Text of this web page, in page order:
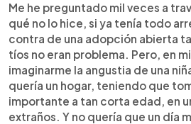
Me he preguntado mil veces a
qué no lo hice, si ya tenía todo
contra de una adopción abierta
tíos no eran problema. Pero, en
imaginarme la angustia de una
quería un hogar, teniendo que
importante a tan corta edad, en
extraños. Y no quería que un día